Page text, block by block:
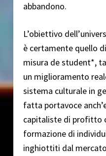
abbandono.
L’obiettivo
è certamente quello
misura de student*,
un miglioramento
sistema culturale in
fatta portavoce
capitaliste di profitto
formazione di
inghiottiti dal